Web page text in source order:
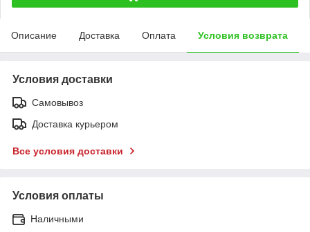
Описание Доставка Оплата Условия возврата
Условия доставки
Самовывоз
Доставка курьером
Все условия доставки
Условия оплаты
Наличными